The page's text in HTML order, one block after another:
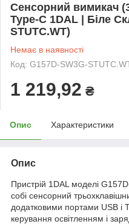
Сенсорний вимикач
Type-C 1DAL | Біле
STUTC.WT)
Немає в наявності
Код: G157D-SW3G-
1 219,92 ₴
Опис Характеристики
Опис
Пристрій 1DAL моделі
собі сенсорний
додатковими портами USB і
керування освітленням і